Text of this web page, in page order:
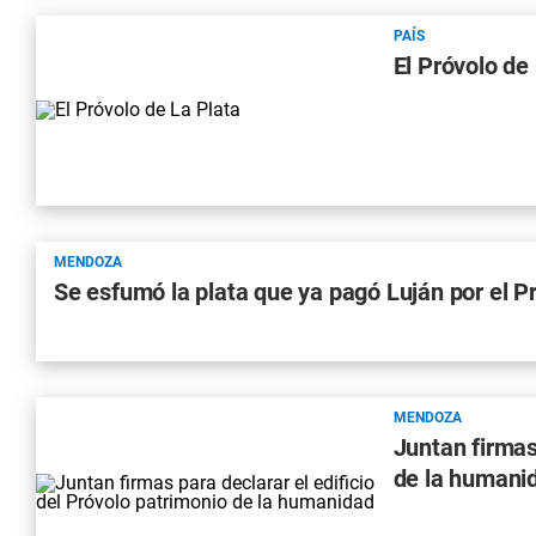
PAÍS
El Próvolo
MENDOZA
Se esfumó la plata que ya pagó Luján por el
MENDOZA
Juntan
de la